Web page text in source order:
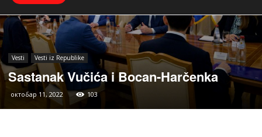
Vesti Vesti iz Republike
Sastanak Vučića i Bocan-Harčenka
октобар 11, 2022 103